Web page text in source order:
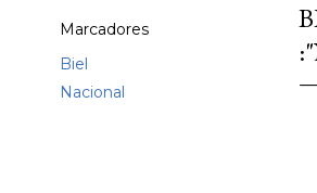
Marcadores
Biel
Nacional